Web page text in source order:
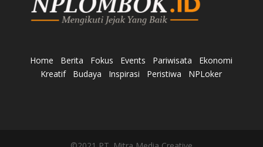
Home Berita Fokus Events Pariwisata
Ekonomi
Kreatif
Budaya Inspirasi Peristiwa NPLoker